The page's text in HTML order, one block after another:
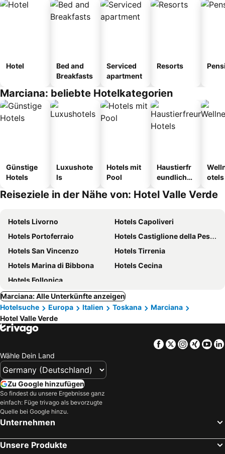
Hotel
Bed and
Breakfasts
Serviced
apartment
Resorts
Marciana: beliebte Hotelkategorien
Günstige
Hotels
Luxushote
ls
Hotels mit
Pool
Haustierfr
eundliche
otels
Reiseziele in der Nähe von: Hotel Valle Verde
Hotels Livorno
Hotels Capoliveri
Hotels Portoferraio
Hotels Castiglione della Pescaia
Hotels San Vincenzo
Hotels Tirrenia
Hotels Marina di Bibbona
Hotels Cecina
Hotels Follonica
Marciana: Alle Unterkünfte anzeigen
Hotelsuche
Europa Italien Toskana
Marciana
Hotel Valle Verde
Facebook
TwitterXing
Wähle Dein Land
Zu Google hinzufügen
So findest du unsere Ergebnisse ganz
einfach: Füge trivago als bevorzugte
Quelle bei Google hinzu.
Unternehmen
Unsere Produkte